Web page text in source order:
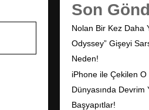
Son
Nolan Bir Kez Daha
Odyssey” Gişeyi
Neden!
iPhone ile Çekilen
Dünyasında Devrim
Başyapıtlar!